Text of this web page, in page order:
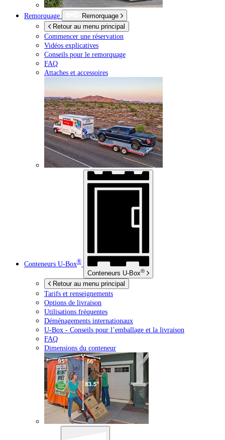
Remorquage
Remorquage
Retour au menu principal
Commencer une réservation
Vidéos explicatives
Conseils pour le remorquage
FAQ
Attaches et accessoires
Conteneurs U-Box®
Conteneurs U-Box®
Retour au menu principal
Tarifs et renseignements
Options de livraison
Utilisations fréquentes
Déménagements internationaux
U-Box - Conseils pour l’emballage et la livraison
FAQ
Dimensions du conteneur